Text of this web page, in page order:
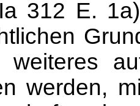
312 E.
weiteres
werden,